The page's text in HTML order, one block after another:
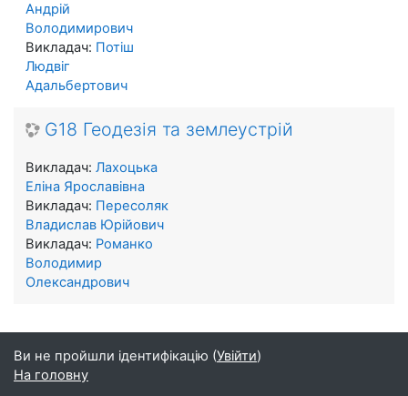
Андрій
Володимирович
Викладач: Потіш
Людвіг
Адальбертович
G18 Геодезія та землеустрій
Викладач: Лахоцька
Еліна Ярославівна
Викладач: Пересоляк
Владислав Юрійович
Викладач: Романко
Володимир
Олександрович
Ви не пройшли ідентифікацію (Увійти)
На головну